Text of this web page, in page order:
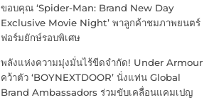
ขอบคุณ ‘Spider-Man: Brand New Day
Exclusive Movie Night’ พาลูกค้าชมภาพยนตร์
ฟอร์มยักษ์รอบพิเศษ
พลังแห่งความมุ่งมั่นไร้ขีดจำกัด! Under Armour
คว้าตัว ‘BOYNEXTDOOR’ นั่งแท่น Global
Brand Ambassadors ร่วมขับเคลื่อนแคมเปญ